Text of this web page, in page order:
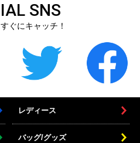
SNS
ぐにキャッチ！
レディース
バッグ/グッズ